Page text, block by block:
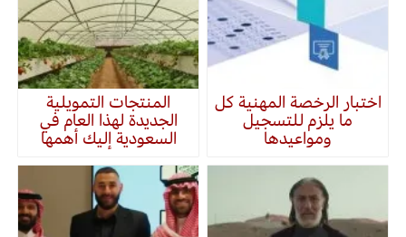
اختبار الرخصة المهنية كل
ما يلزم للتسجيل
ومواعيدها
المنتجات التمويلية
الجديدة لهذا العام في
السعودية إليك أهمها